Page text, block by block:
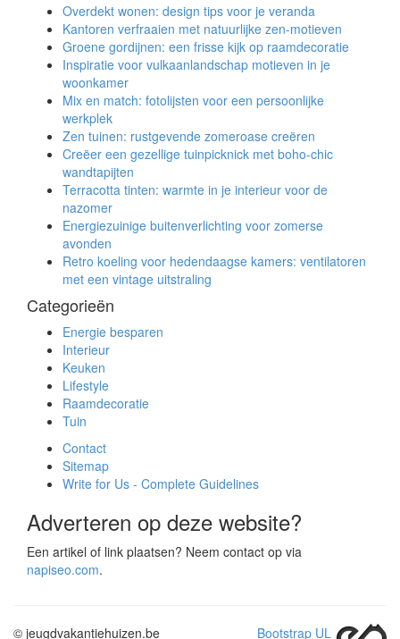
Overdekt wonen: design tips voor je veranda
Kantoren verfraaien met natuurlijke zen-motieven
Groene gordijnen: een frisse kijk op raamdecoratie
Inspiratie voor vulkaanlandschap motieven in je
woonkamer
Mix en match: fotolijsten voor een persoonlijke
werkplek
Zen tuinen: rustgevende zomeroase creëren
Creëer een gezellige tuinpicknick met boho-chic
wandtapijten
Terracotta tinten: warmte in je interieur voor de
nazomer
Energiezuinige buitenverlichting voor zomerse
avonden
Retro koeling voor hedendaagse kamers: ventilatoren
met een vintage uitstraling
Categorieën
Energie besparen
Interieur
Keuken
Lifestyle
Raamdecoratie
Tuin
Contact
Sitemap
Write for Us - Complete Guidelines
Adverteren op deze website?
Een artikel of link plaatsen? Neem contact op via
napiseo.com.
Bootstrap UL
© jeugdvakantiehuizen.be